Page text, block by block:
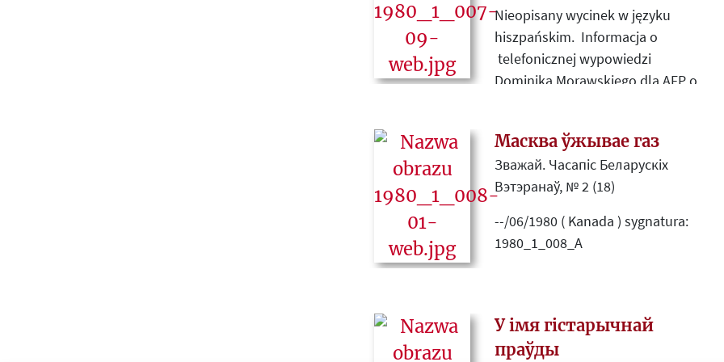
w wyjściu z kryzysu politycznego
związanego z sierpniowymi (1980)
strajkami w Polsce.
Nieopisany wycinek w języku
hiszpańskim. Informacja o
telefonicznej wypowiedzi
Dominika Morawskiego dla AFP o
(1980).
Масква ўжывае газ
Зважай. Часапіс Беларускіх
Вэтэранаў, № 2 (18)
--/06/1980 ( Kanada ) sygnatura:
1980_1_008_A
stosowania broni bakteriologicznej
i chemicznej przez Związek
У імя гістарычнай
праўды